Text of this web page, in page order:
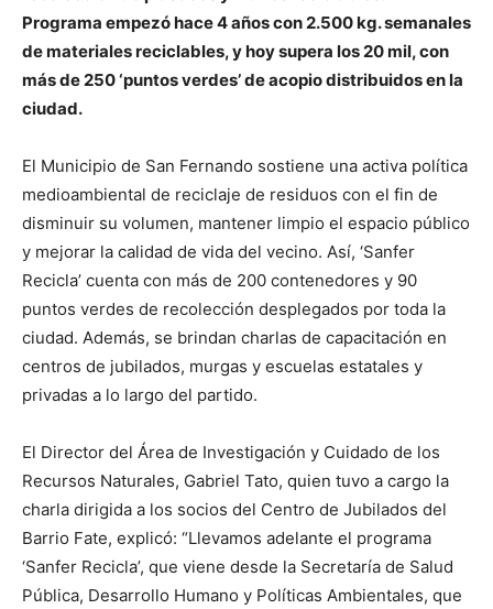
Programa empezó hace 4 años con 2.500 kg. semanales
de materiales reciclables, y hoy supera los 20 mil, con
más de 250 ‘puntos verdes’ de acopio distribuidos en la
ciudad.
El Municipio de San Fernando sostiene una activa política
medioambiental de reciclaje de residuos con el fin de
disminuir su volumen, mantener limpio el espacio público
y mejorar la calidad de vida del vecino. Así, ‘Sanfer
Recicla’ cuenta con más de 200 contenedores y 90
puntos verdes de recolección desplegados por toda la
ciudad. Además, se brindan charlas de capacitación en
centros de jubilados, murgas y escuelas estatales y
privadas a lo largo del partido.
El Director del Área de Investigación y Cuidado de los
Recursos Naturales, Gabriel Tato, quien tuvo a cargo la
charla dirigida a los socios del Centro de Jubilados del
Barrio Fate, explicó: “Llevamos adelante el programa
‘Sanfer Recicla’, que viene desde la Secretaría de Salud
Pública, Desarrollo Humano y Políticas Ambientales, que